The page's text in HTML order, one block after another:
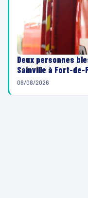
Deux personnes
Sainville à Fort-de-
08/08/2026